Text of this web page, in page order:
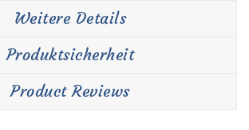
Weitere Details
Produktsicherheit
Product Reviews